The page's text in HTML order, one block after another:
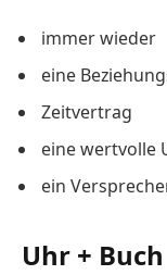
immer wieder
eine
Zeitvertrag
eine wertvolle
ein
Uhr + Buch